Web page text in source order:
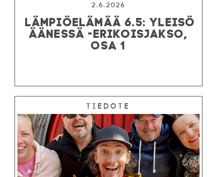
2.6.2026
LÄMPIÖELÄMÄÄ 6.5: YLEISÖ
ÄÄNESSÄ -ERIKOISJAKSO,
OSA 1
Tiedote